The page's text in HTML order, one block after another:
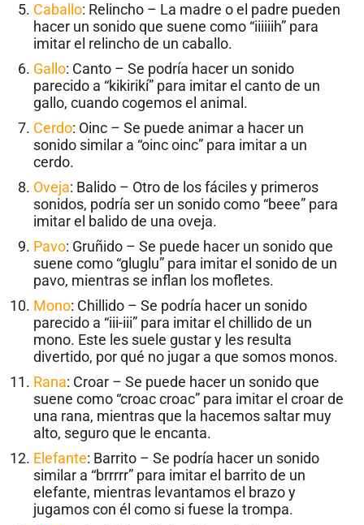
Caballo: Relincho – La madre o el padre pueden
hacer un sonido que suene como “iiiiiih” para
imitar el relincho de un caballo.
Gallo: Canto – Se podría hacer un sonido
parecido a “kikirikí” para imitar el canto de un
gallo, cuando cogemos el animal.
Cerdo: Oinc – Se puede animar a hacer un
sonido similar a “oinc oinc” para imitar a un
cerdo.
Oveja: Balido – Otro de los fáciles y primeros
sonidos, podría ser un sonido como “beee” para
imitar el balido de una oveja.
Pavo: Gruñido – Se puede hacer un sonido que
suene como “gluglu” para imitar el sonido de un
pavo, mientras se inflan los mofletes.
Mono: Chillido – Se podría hacer un sonido
parecido a “iii-iii” para imitar el chillido de un
mono. Este les suele gustar y les resulta
divertido, por qué no jugar a que somos monos.
Rana: Croar – Se puede hacer un sonido que
suene como “croac croac” para imitar el croar de
una rana, mientras que la hacemos saltar muy
alto, seguro que le encanta.
Elefante: Barrito – Se podría hacer un sonido
similar a “brrrrr” para imitar el barrito de un
elefante, mientras levantamos el brazo y
jugamos con él como si fuese la trompa.